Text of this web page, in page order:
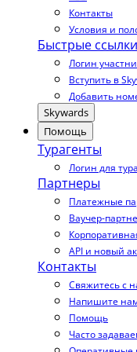
Контакты
Условия и
Быстрые ссылки
Логин
Вступить в
Добавить
Skywards
Помощь
Турагенты
Логин для
Партнеры
Платежные
Ваучер-
API и новый
Контакты
Свяжитесь с
Напишите
Помощь
Часто